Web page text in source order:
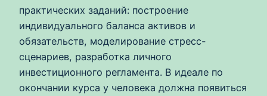
практических заданий: построение
индивидуального баланса активов и
обязательств, моделирование стресс-
сценариев, разработка личного
инвестиционного регламента. В идеале по
окончании курса у человека должна появиться